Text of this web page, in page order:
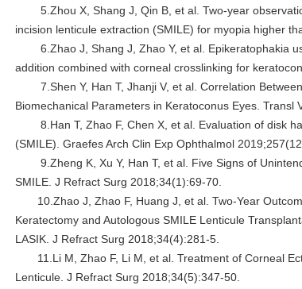
5.Zhou X, Shang J, Qin B, et al. Two-year
incision lenticule extraction (SMILE) for myopia higher
6.Zhao J, Shang J, Zhao Y, et al. Epikeratophakia
addition combined with corneal crosslinking for
7.Shen Y, Han T, Jhanji V, et al. Correlation
Biomechanical Parameters in Keratoconus Eyes. Transl
8.Han T, Zhao F, Chen X, et al. Evaluation of disk
(SMILE). Graefes Arch Clin Exp Ophthalmol
9.Zheng K, Xu Y, Han T, et al. Five Signs of
SMILE. J Refract Surg 2018;34(1):69-70.
10.Zhao J, Zhao F, Huang J, et al. Two-Year
Keratectomy and Autologous SMILE Lenticule
LASIK. J Refract Surg 2018;34(4):281-5.
11.Li M, Zhao F, Li M, et al. Treatment of Corneal
Lenticule. J Refract Surg 2018;34(5):347-50.